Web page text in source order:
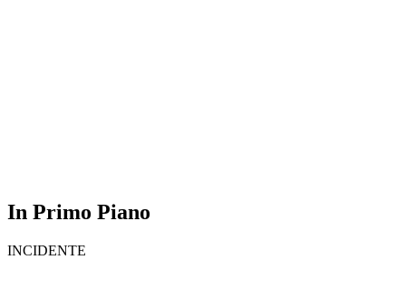
In Primo Piano
INCIDENTE